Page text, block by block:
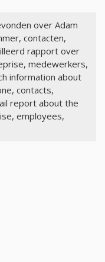
over Adam
contacten,
rapport over
medewerkers,
information about
contacts,
report about the
employees,